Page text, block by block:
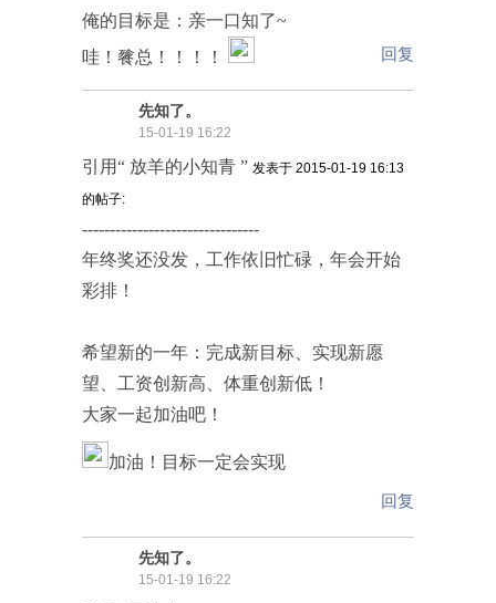
俺的目标是：亲一口知了~
哇！餮总！！！！
回复
先知了。
15-01-19 16:22
引用“ 放羊的小知青 ” 发表于 2015-01-19 16:13
的帖子:
--------------------------------
年终奖还没发，工作依旧忙碌，年会开始
彩排！
希望新的一年：完成新目标、实现新愿
望、工资创新高、体重创新低！
大家一起加油吧！
加油！目标一定会实现
回复
先知了。
15-01-19 16:22